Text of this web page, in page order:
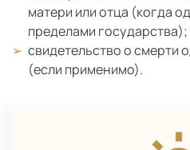
матери или отца (когда
пределами государства);
свидетельство о смерти
(если применимо).